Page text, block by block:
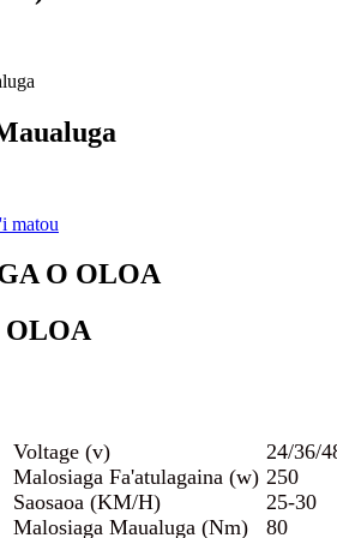
matou
O OLOA
Voltage (v)
24/36/
Malosiaga Fa'atulagaina (w) 250
Saosaoa (KM/H)
25-30
Malosiaga Maualuga (Nm)
80